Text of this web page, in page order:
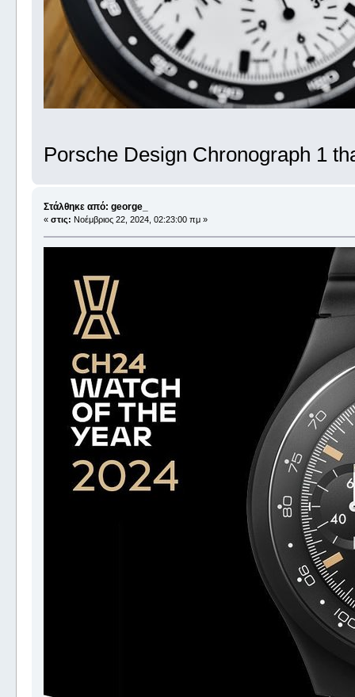
Porsche Design Chronograph 1
Στάλθηκε από: george_
« στις: Νοέμβριος 22, 2024, 02:23:00 πμ »